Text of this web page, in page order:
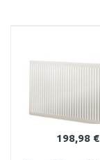
198,98 €